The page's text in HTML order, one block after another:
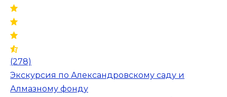
(278)
Экскурсия по Александровскому саду и
Алмазному фонду